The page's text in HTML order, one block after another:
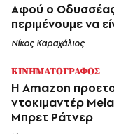
Αφού ο Οδυσσέας
περιμένουμε να
Νίκος Καραχάλιος
ΚΙΝΗΜΑΤΟΓΡΑΦΟΣ
Η Amazon
ντοκιμαντέρ
Μπρετ Ράτνερ